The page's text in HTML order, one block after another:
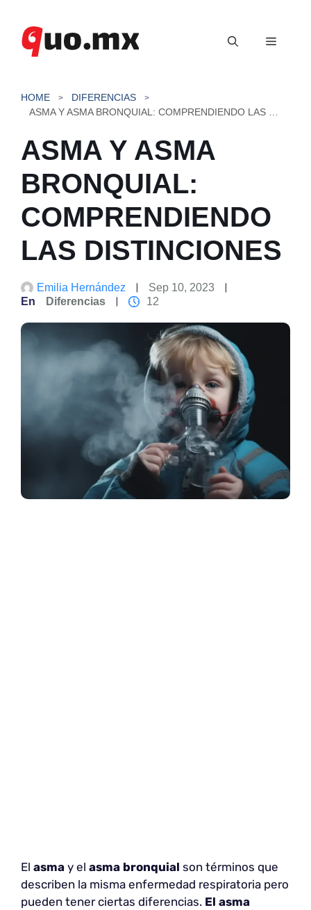
contenido
Menú
HOME
DIFERENCIAS
ASMA Y ASMA
BRONQUIAL:
COMPRENDIENDO
LAS DISTINCIONES
Emilia Hernández
Sep 10, 2023
En
Diferencias 12
El asma y el asma bronquial son términos que
describen la misma enfermedad respiratoria pero
pueden tener ciertas diferencias. El asma